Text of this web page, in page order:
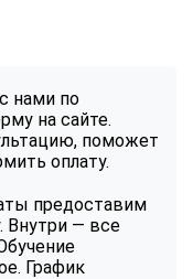
нами по
на сайте.
поможет
оплату.
предоставим
Внутри — все
График